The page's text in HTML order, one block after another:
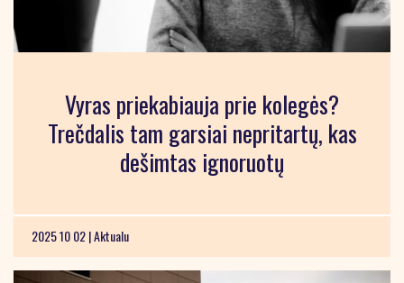
Vyras priekabiauja prie kolegės?
Trečdalis tam garsiai nepritartų, kas
dešimtas ignoruotų
2025 10 02 |Aktualu